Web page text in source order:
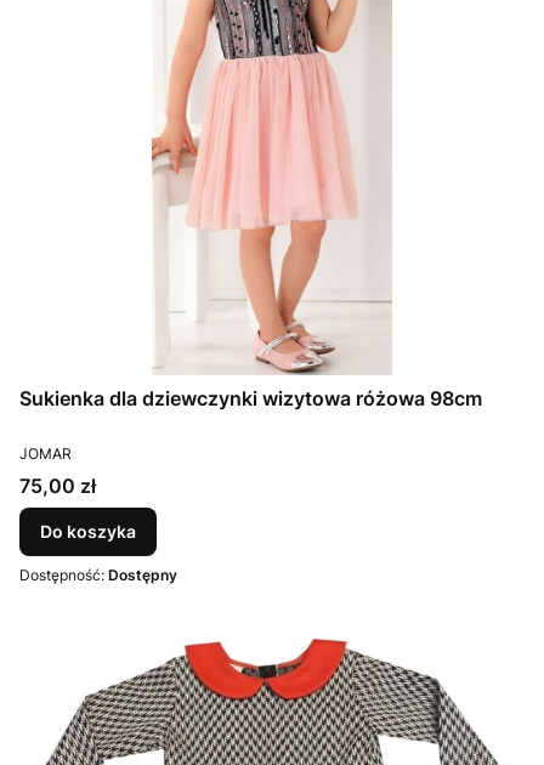
Sukienka dla dziewczynki wizytowa różowa 98cm
PRODUCENT
JOMAR
Cena
75,00 zł
Do koszyka
Dostępność: Dostępny